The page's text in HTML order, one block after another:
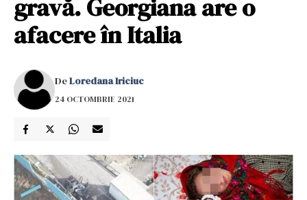
gravă. Georgiana are o
afacere în Italia
DeLoredana Iriciuc
24 OCTOMBRIE 2021